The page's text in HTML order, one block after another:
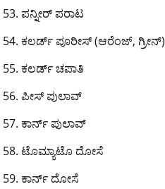
ಪನ್ನೀರ್ ಪರಾಟ
ಕಲರ್ಡ್ ಪೂರೀಸ್ (ಆರೆಂಜ್, ಗ್ರೀನ್)
ಕಲರ್ಡ್ ಚಪಾತಿ
ಪೀಸ್ ಪುಲಾವ್
ಕಾರ್ನ್ ಪುಲಾವ್
ಟೊಮ್ಯಾಟೊ ದೋಸೆ
ಕಾರ್ನ್ ದೋಸೆ